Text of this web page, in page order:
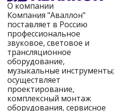
О компании
Компания "Аваллон"
поставляет в Россию
профессиональное
звуковое, световое и
трансляционное
оборудование,
музыкальные инструменты;
осуществляет
проектирование,
комплексный монтаж
оборудования, сервисное